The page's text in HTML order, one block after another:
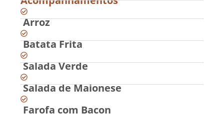
Arroz
Batata Frita
Salada Verde
Salada de Maionese
Farofa com Bacon